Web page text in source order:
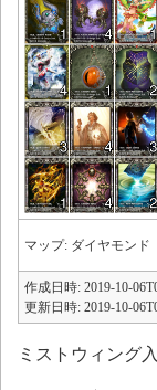
マップ: ダイヤモンド
作成日時: 2019-10-
更新日時: 2019-10-
ミストウィング